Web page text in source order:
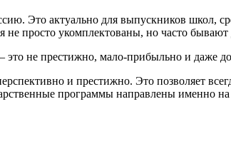
Это актуально для выпускников школ,
просто укомплектованы, но часто
это не престижно, мало-прибыльно и даже
и престижно. Это позволяет
программы направлены именно на